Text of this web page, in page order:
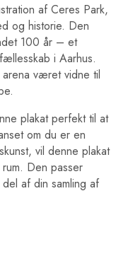
af Ceres Park,
og historie. Den
100 år – et
i Aarhus.
været vidne til
plakat perfekt til at
om du er en
vil denne plakat
Den passer
af din samling af